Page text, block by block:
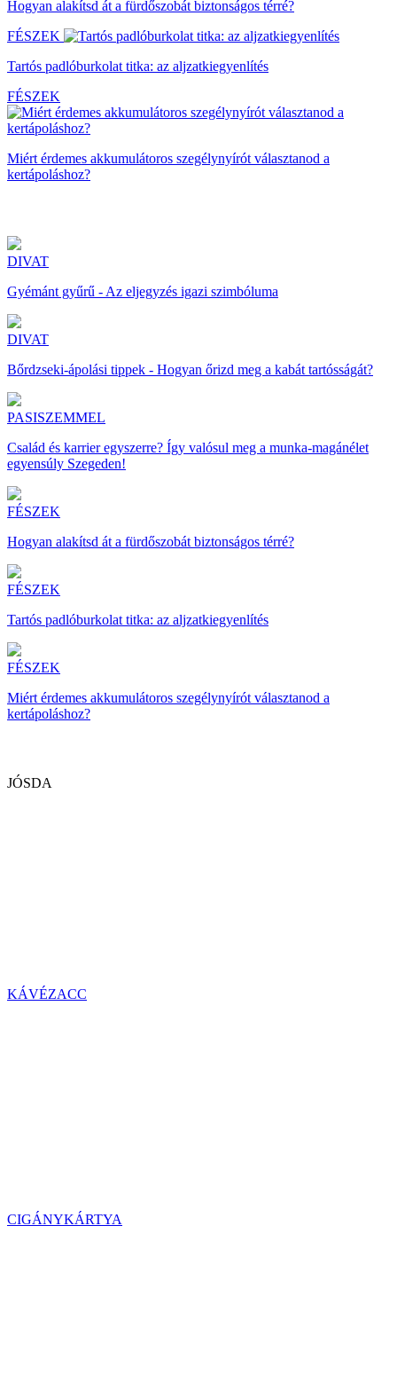
Hogyan alakítsd át a fürdőszobát biztonságos térré?
FÉSZEK
Tartós padlóburkolat titka: az aljzatkiegyenlítés
FÉSZEK
Miért érdemes akkumulátoros szegélynyírót választanod a
kertápoláshoz?
DIVAT
Gyémánt gyűrű - Az eljegyzés igazi szimbóluma
DIVAT
Bőrdzseki-ápolási tippek - Hogyan őrizd meg a kabát tartósságát?
PASISZEMMEL
Család és karrier egyszerre? Így valósul meg a munka-magánélet
egyensúly Szegeden!
FÉSZEK
Hogyan alakítsd át a fürdőszobát biztonságos térré?
FÉSZEK
Tartós padlóburkolat titka: az aljzatkiegyenlítés
FÉSZEK
Miért érdemes akkumulátoros szegélynyírót választanod a
kertápoláshoz?
JÓSDA
KÁVÉZACC
CIGÁNYKÁRTYA